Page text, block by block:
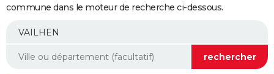
Essais
Réserver un essai
Citadines
Berlines
SUV
Forum auto
+
Mobiles
Meilleur smartphone
Internet
Ordinateurs
Jeux vidéo
Guide high-tech
Aménagement intérieur
commune dans le moteur de recherche ci-dessous.